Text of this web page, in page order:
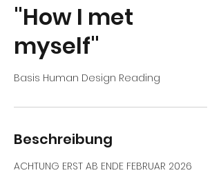
"How I met
myself"
Beschreibung
ACHTUNG ERST AB ENDE FEBRUAR 2026